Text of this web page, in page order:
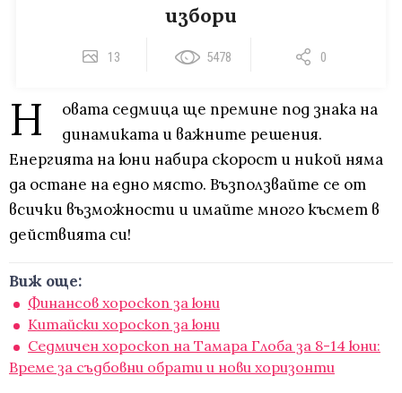
избори
13 5478 0
Н
овата седмица ще премине под знака на
динамиката и важните решения.
Енергията на юни набира скорост и никой няма
да остане на едно място. Възползвайте се от
всички възможности и имайте много късмет в
действията си!
Виж още:
Финансов хороскоп за юни
Китайски хороскоп за юни
Седмичен хороскоп на Тамара Глоба за 8-14 юни:
Време за съдбовни обрати и нови хоризонти